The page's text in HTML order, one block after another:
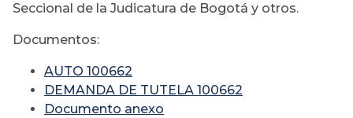
Seccional de la Judicatura de Bogotá y otros.
Documentos:
AUTO 100662
DEMANDA DE TUTELA 100662
Documento anexo